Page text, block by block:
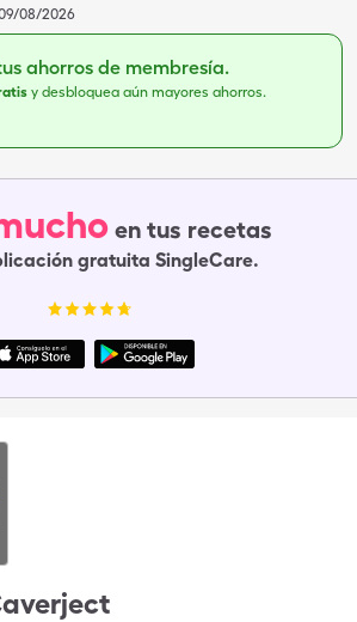
08/2026
ahorros de membresía.
y desbloquea aún mayores ahorros.
en tus recetas
gratuita SingleCare.